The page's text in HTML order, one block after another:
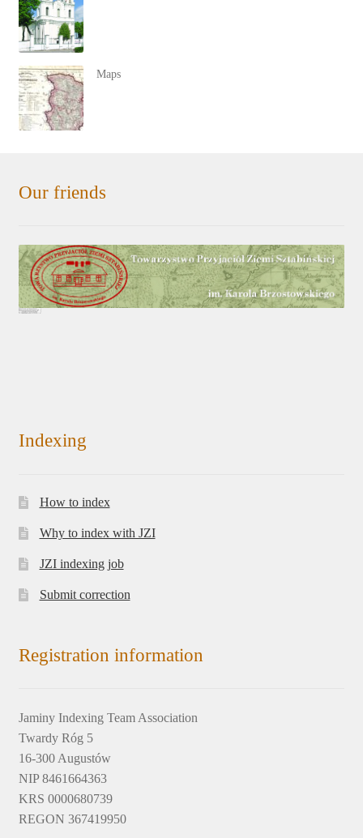
Maps
Our friends
Indexing
How to index
Why to index with JZI
JZI indexing job
Submit correction
Registration information
Jaminy Indexing Team Association
Twardy Róg 5
16-300 Augustów
NIP 8461664363
KRS 0000680739
REGON 367419950